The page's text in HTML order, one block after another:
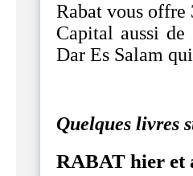
Rabat vous offre
Capital aussi
Dar Es Salam
Quelques livres
RABAT hier et